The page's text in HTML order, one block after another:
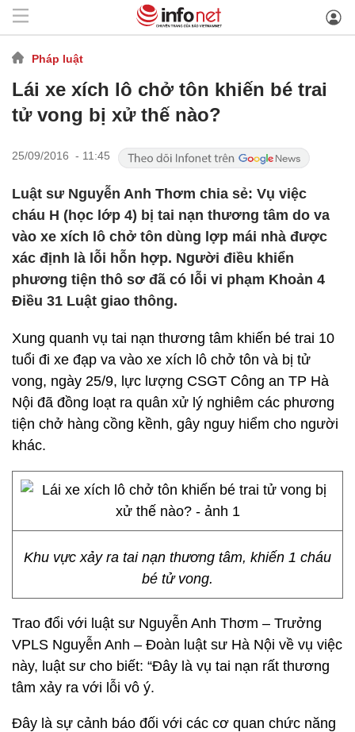
Pháp luật
Lái xe xích lô chở tôn khiến bé trai
tử vong bị xử thế nào?
25/09/2016 - 11:45
Luật sư Nguyễn Anh Thơm chia sẻ: Vụ việc
cháu H (học lớp 4) bị tai nạn thương tâm do va
vào xe xích lô chở tôn dùng lợp mái nhà được
xác định là lỗi hỗn hợp. Người điều khiển
phương tiện thô sơ đã có lỗi vi phạm Khoản 4
Điều 31 Luật giao thông.
Xung quanh vụ tai nạn thương tâm khiến bé trai 10
tuổi đi xe đạp va vào xe xích lô chở tôn và bị tử
vong, ngày 25/9, lực lượng CSGT Công an TP Hà
Nội đã đồng loạt ra quân xử lý nghiêm các phương
tiện chở hàng cồng kềnh, gây nguy hiểm cho người
khác.
Khu vực xảy ra tai nạn thương tâm, khiến 1 cháu
bé tử vong.
Trao đổi với luật sư Nguyễn Anh Thơm – Trưởng
VPLS Nguyễn Anh – Đoàn luật sư Hà Nội về vụ việc
này, luật sư cho biết: “Đây là vụ tai nạn rất thương
tâm xảy ra với lỗi vô ý.
Đây là sự cảnh báo đối với các cơ quan chức năng